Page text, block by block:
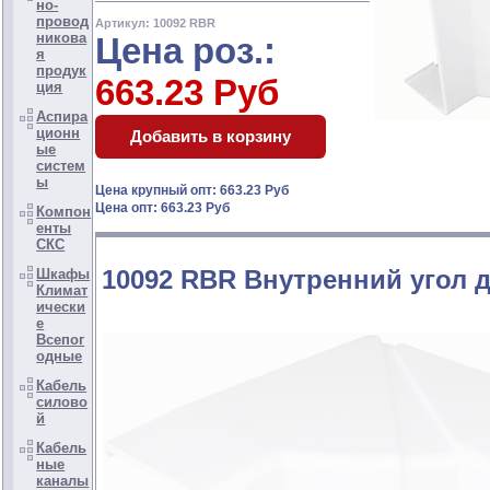
но-
провод
никова
я
продук
ция
Аспира
ционн
ые
систем
ы
Компон
енты
СКС
Шкафы
Климат
ически
е
Всепог
одные
Кабель
силово
й
Кабель
ные
каналы
Артикул: 10092 RBR
Цена роз.:
663.23 Руб
Цена крупный опт: 663.23 Руб
Цена опт: 663.23 Руб
10092 RBR Внутренний угол